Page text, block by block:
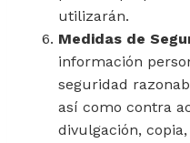
utilizarán.
Medidas de
información
seguridad
así como contra
divulgación,